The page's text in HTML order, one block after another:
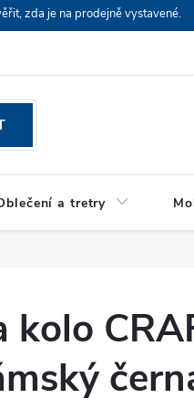
zda je na prodejně vystavené.
a tretry
kolo